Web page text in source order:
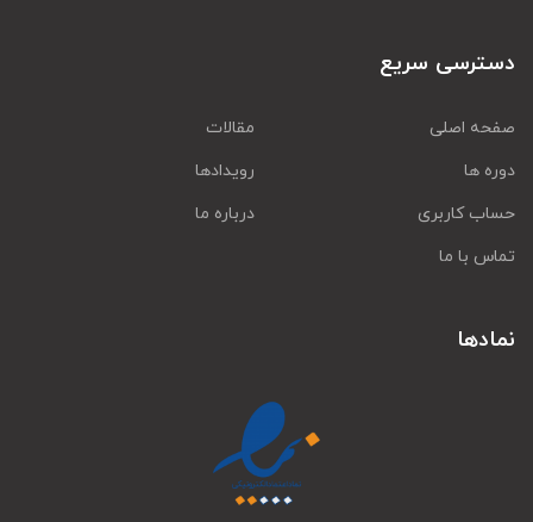
دسترسی سریع
صفحه اصلی
مقالات
دوره ها
رویدادها
حساب کاربری
درباره ما
تماس با ما
نمادها